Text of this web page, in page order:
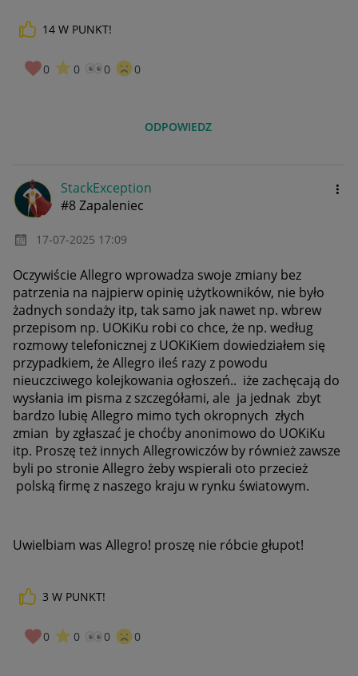
14 W PUNKT!
0 0 0 0
ODPOWIEDZ
StackException
#8 Zapaleniec
‎17-07-2025 17:09
Oczywiście Allegro wprowadza swoje zmiany bez
patrzenia na najpierw opinię użytkowników, nie było
żadnych sondaży itp, tak samo jak nawet np. wbrew
przepisom np. UOKiKu robi co chce, że np. według
rozmowy telefonicznej z UOKiKiem dowiedziałem się
przypadkiem, że Allegro ileś razy z powodu
nieuczciwego kolejkowania ogłoszeń.. iże zachęcają do
wysłania im pisma z szczegółami, ale ja jednak zbyt
bardzo lubię Allegro mimo tych okropnych złych
zmian by zgłaszać je choćby anonimowo do UOKiKu
itp. Proszę też innych Allegrowiczów by również zawsze
byli po stronie Allegro żeby wspierali oto przecież
polską firmę z naszego kraju w rynku światowym.
Uwielbiam was Allegro! proszę nie róbcie głupot!
3 W PUNKT!
0 0 0 0